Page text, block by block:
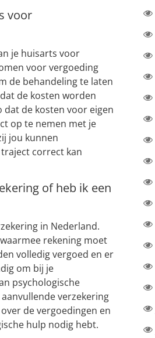
voor
je huisarts voor
voor vergoeding
de behandeling te laten
de kosten worden
dat de kosten voor eigen
op te nemen met je
jou kunnen
correct kan
of heb ik een
in Nederland.
rekening moet
volledig vergoed en er
om bij je
psychologische
verzekering
de vergoedingen en
hulp nodig hebt.